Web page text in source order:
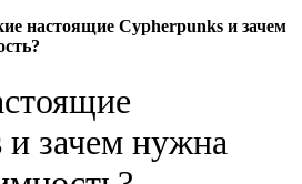
настоящие Cypherpunks и зачем
и зачем нужна